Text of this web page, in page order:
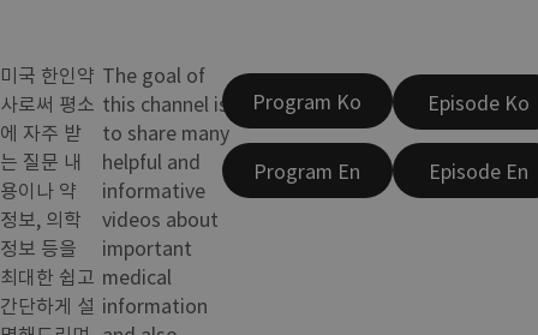
미국 한인약
사로써 평소
에 자주 받
는 질문 내
용이나 약
정보, 의학
정보 등을
최대한 쉽고
간단하게 설
The goal of
this channel is
to share many
helpful and
informative
videos about
important
medical
information
Program Ko
Program En
Episode Ko
Episode En